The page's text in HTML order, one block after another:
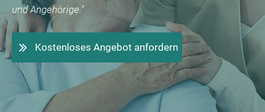
und Angehörige."
Kostenloses Angebot anfordern